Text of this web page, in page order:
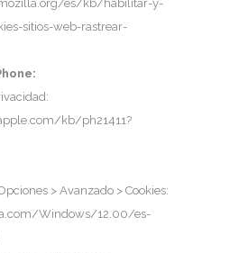
es/kb/habilitar-y-
sitios-web-rastrear-
kb/ph21411?
> Avanzado > Cookies:
Windows/12.00/es-